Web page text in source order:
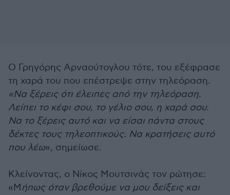
Ο Γρηγόρης Αρναούτογλου τότε, του εξέφρασε
τη χαρά του που επέστρεψε στην τηλεόραση.
«Να ξέρεις ότι έλειπες από την τηλεόραση.
Λείπει το κέφι σου, το γέλιο σου, η χαρά σου.
Να το ξέρεις αυτό και να είσαι πάντα στους
δέκτες τους τηλεοπτικούς. Να κρατήσεις αυτό
που λέω», σημείωσε.
Κλείνοντας, ο Νίκος Μουτσινάς τον ρώτησε:
«Μ ήπως όταν βρεθούμε να μου δείξεις και